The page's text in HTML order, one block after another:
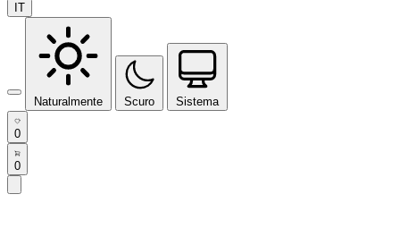
IT
Naturalmente Scuro Sistema
0
0